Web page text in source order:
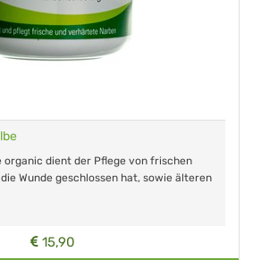
organic dient der Pflege von frischen
Wunde geschlossen hat, sowie älteren
15,90